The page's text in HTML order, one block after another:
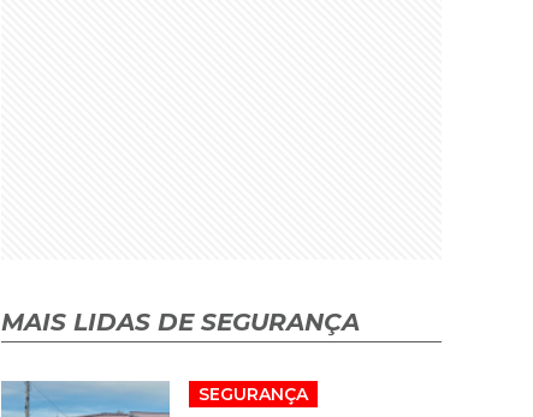
MAIS LIDAS DE SEGURANÇA
SEGURANÇA